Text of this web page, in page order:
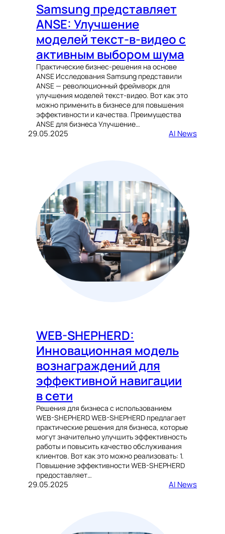
Samsung представляет
ANSE: Улучшение
моделей текст-в-видео с
активным выбором шума
Практические бизнес-решения на основе
ANSE Исследования Samsung представили
ANSE — революционный фреймворк для
улучшения моделей текст-видео. Вот как это
можно применить в бизнесе для повышения
эффективности и качества. Преимущества
ANSE для бизнеса Улучшение…
29.05.2025 AI News
WEB-SHEPHERD:
Инновационная модель
вознаграждений для
эффективной навигации
в сети
Решения для бизнеса с использованием
WEB-SHEPHERD WEB-SHEPHERD предлагает
практические решения для бизнеса, которые
могут значительно улучшить эффективность
работы и повысить качество обслуживания
клиентов. Вот как это можно реализовать: 1.
Повышение эффективности WEB-SHEPHERD
предоставляет…
29.05.2025 AI News